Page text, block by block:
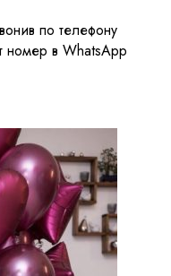
по телефону
номер в WhatsApp